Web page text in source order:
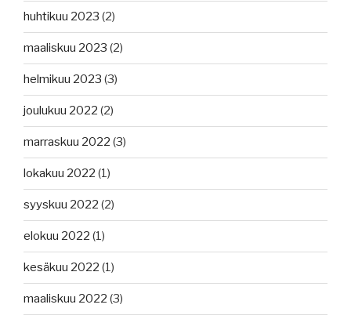
huhtikuu 2023 (2)
maaliskuu 2023 (2)
helmikuu 2023 (3)
joulukuu 2022 (2)
marraskuu 2022 (3)
lokakuu 2022 (1)
syyskuu 2022 (2)
elokuu 2022 (1)
kesäkuu 2022 (1)
maaliskuu 2022 (3)